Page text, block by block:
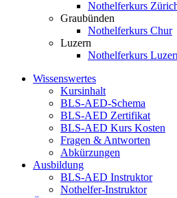
Nothelferkurs
Graubünden
Nothelferkurs Chur
Luzern
Nothelferkurs
Wissenswertes
Kursinhalt
BLS-AED-Schema
BLS-AED Zertifikat
BLS-AED Kurs Kosten
Fragen & Antworten
Abkürzungen
Ausbildung
BLS-AED Instruktor
Nothelfer-Instruktor